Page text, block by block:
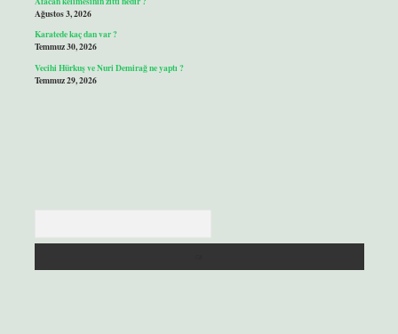
Ağustos 3, 2026
Karatede kaç dan var ?
Temmuz 30, 2026
Vecihi Hürkuş ve Nuri Demirağ ne yaptı ?
Temmuz 29, 2026